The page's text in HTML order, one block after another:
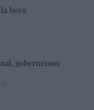
boya
gobernemos